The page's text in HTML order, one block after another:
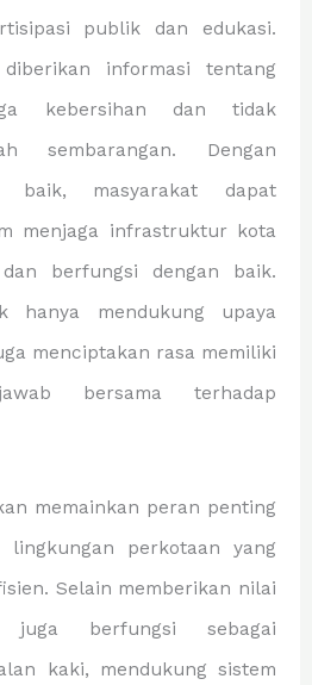
publik dan edukasi.
informasi tentang
kebersihan dan tidak
sembarangan. Dengan
baik, masyarakat dapat
menjaga infrastruktur kota
berfungsi dengan baik.
hanya mendukung upaya
menciptakan rasa memiliki
bersama terhadap
memainkan peran penting
lingkungan perkotaan yang
Selain memberikan nilai
juga berfungsi sebagai
kaki, mendukung sistem